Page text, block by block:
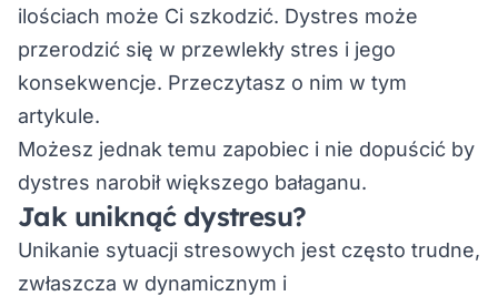
ilościach może Ci szkodzić. Dystres może
przerodzić się w przewlekły stres i jego
konsekwencje. Przeczytasz o nim w tym
artykule.
Możesz jednak temu zapobiec i nie dopuścić by
dystres narobił większego bałaganu.
Jak uniknąć dystresu?
Unikanie sytuacji stresowych jest często trudne,
zwłaszcza w dynamicznym i